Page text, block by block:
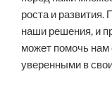
роста и
наши решения, и
может помочь нам
уверенными в